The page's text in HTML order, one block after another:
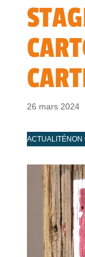
26 mars 2024
ACTUALITÉNON